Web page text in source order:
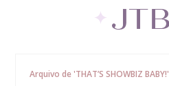
Arquivo de 'THAT’S SHOWBIZ BABY!'